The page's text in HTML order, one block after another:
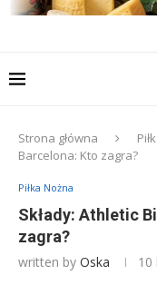
Strona główna
Barcelona: Kto zagra?
Piłka Nożna
Składy: Athletic
zagra?
written by Oska 10